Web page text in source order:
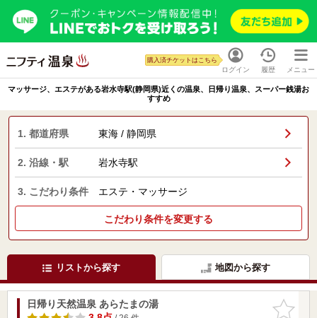
ログイン
購入済チケットはこちら
履歴 メニュー
マッサージ、エステがある岩水寺駅(静岡県)近くの温泉、日帰り温泉、スーパー銭湯お
すすめ
1. 都道府県 東海 / 静岡県
2. 沿線・駅 岩水寺駅
3. こだわり条件 エステ・マッサージ
こだわり条件を変更する
リストから探す 地図から探す
お気に入
りに追加
日帰り天然温泉 あらたまの湯